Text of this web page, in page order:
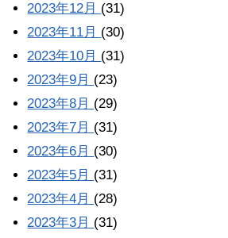
2023年12月 (31)
2023年11月 (30)
2023年10月 (31)
2023年9月 (23)
2023年8月 (29)
2023年7月 (31)
2023年6月 (30)
2023年5月 (31)
2023年4月 (28)
2023年3月 (31)